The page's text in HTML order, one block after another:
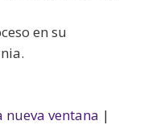
en su
nueva ventana |